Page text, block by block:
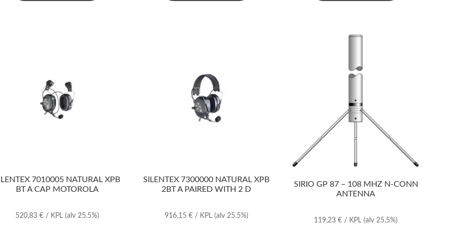
7010005 NATURAL XPB
BT A CAP MOTOROLA
520,83 €/ KPL (alv 25.5%)
SILENTEX 7300000 NATURAL XPB
2BT A PAIRED WITH 2 D
916,15 €/ KPL (alv 25.5%)
SIRIO GP 87 – 108 MHZ N-CONN
ANTENNA
119,23€ / KPL(alv 25.5%)